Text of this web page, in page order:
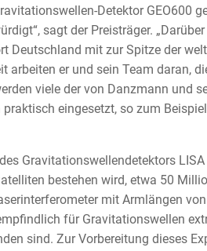
Detektor GEO600
sagt der Preisträger.
Deutschland mit zur Spitze der
arbeiten er und sein Team daran,
viele der von Danzmann und
eingesetzt, so zum
Gravitationswellendetektors
bestehen wird, etwa 50
mit Armlängen
für Gravitationswellen
sind. Zur Vorbereitung dieses